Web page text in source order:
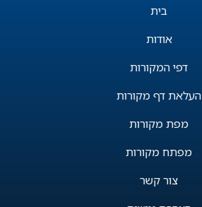
בית
אודות
דפי המקורות
העלאת דף מקורות
מפת מקורות
מפתח מקורות
צור קשר